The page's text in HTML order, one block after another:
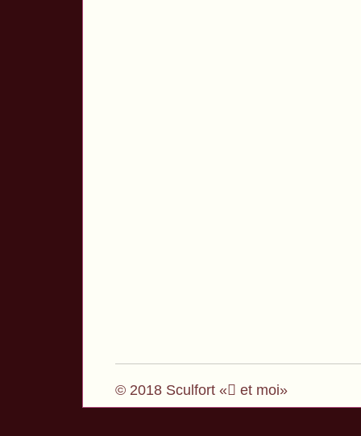
© 2018 Sculfort « et moi»